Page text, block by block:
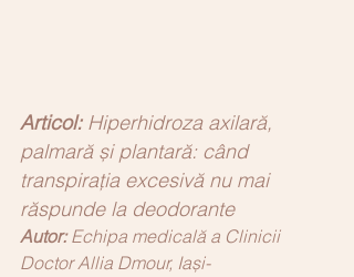
Articol: Hiperhidroza axilară,
palmară și plantară: când
transpirația excesivă nu mai
răspunde la deodorante
Autor: Echipa medicală a Clinicii
Doctor Allia Dmour, Iași-